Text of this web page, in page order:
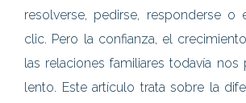
resolverse, pedirse, responderse o
clic. Pero la confianza, el
las relaciones familiares todavía nos
lento. Este artículo trata sobre la